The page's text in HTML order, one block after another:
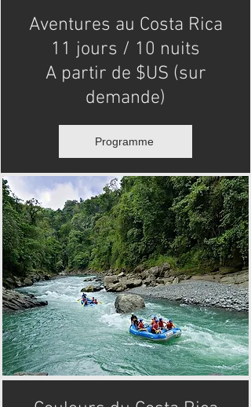
Aventures au Costa Rica
11 jours / 10 nuits
A partir de $US (sur
demande)
Programme